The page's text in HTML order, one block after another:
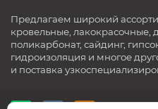
Предлагаем широкий
кровельные, лакокрасочные,
поликарбонат, сайдинг,
гидроизоляция и многое
и поставка